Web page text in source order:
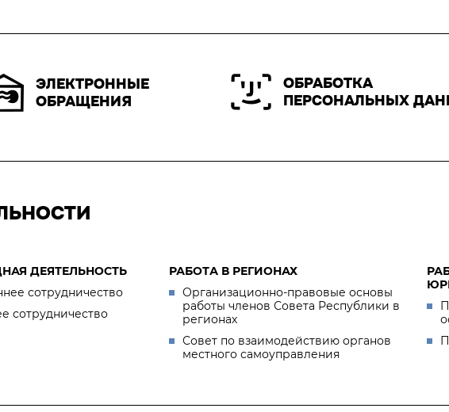
ЭЛЕКТРОННЫЕ
ОБРАЩЕНИЯ
ОБРАБОТКА
ПЕРСОНАЛЬНЫХ
ДЕЯТЕЛЬНОСТЬ
сотрудничество
сотрудничество
РАБОТА В РЕГИОНАХ
Организационно-правовые основы
работы членов Совета Республики в
регионах
Совет по взаимодействию органов
местного самоуправления